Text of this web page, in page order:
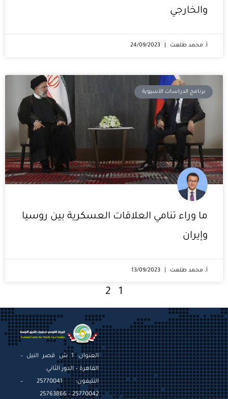
والخارجي
أ. محمد طلعت
برنامج الدراسات الآسيوية
ما وراء تنامي العلاقات العسكرية بين روسيا
وإيران
أ. محمد طلعت
1
2
العنوان: 1 ش قصر النيل –
القاهرة – الدور الثاني.
التليفون: 25770041 –
25770042 – 25763866